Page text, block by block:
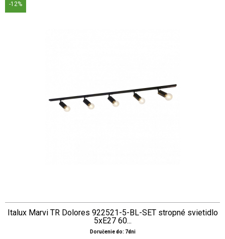
-12%
Italux Marvi TR Dolores 922521-5-BL-SET stropné svietidlo
5xE27 60...
Doručenie do: 7dni